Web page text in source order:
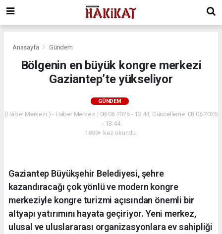
Anasayfa Gündem
Bölgenin en büyük kongre merkezi
Gaziantep’te yükseliyor
GÜNDEM
(Haber Merkezi ) - Haber Merkezi | 08.06.2026 - 13:44, Güncelleme: 08.06.2026
- 13:44
1899+ kez okundu.
Gaziantep Büyükşehir Belediyesi, şehre
kazandıracağı çok yönlü ve modern kongre
merkeziyle kongre turizmi açısından önemli bir
altyapı yatırımını hayata geçiriyor. Yeni merkez,
ulusal ve uluslararası organizasyonlara ev sahipliği